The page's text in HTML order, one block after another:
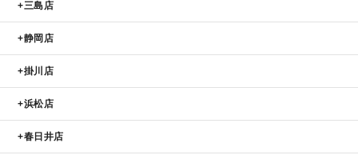
三島店
静岡店
掛川店
浜松店
春日井店